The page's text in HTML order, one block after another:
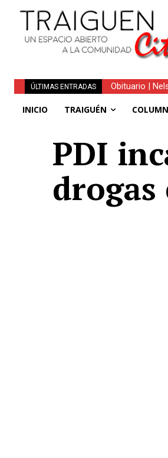
ÚLTIMAS ENTRADAS Obituario |
INICIO TRAIGUÉN
PDI